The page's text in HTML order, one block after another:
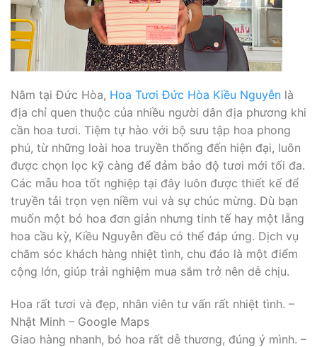
Nằm tại Đức Hòa, Hoa Tươi Đức Hòa Kiều Nguyễn là
địa chỉ quen thuộc của nhiều người dân địa phương khi
cần hoa tươi. Tiệm tự hào với bộ sưu tập hoa phong
phú, từ những loài hoa truyền thống đến hiện đại, luôn
được chọn lọc kỹ càng để đảm bảo độ tươi mới tối đa.
Các mẫu hoa tốt nghiệp tại đây luôn được thiết kế để
truyền tải trọn vẹn niềm vui và sự chúc mừng. Dù bạn
muốn một bó hoa đơn giản nhưng tinh tế hay một lẵng
hoa cầu kỳ, Kiều Nguyễn đều có thể đáp ứng. Dịch vụ
chăm sóc khách hàng nhiệt tình, chu đáo là một điểm
cộng lớn, giúp trải nghiệm mua sắm trở nên dễ chịu.
Hoa rất tươi và đẹp, nhân viên tư vấn rất nhiệt tình. –
Nhật Minh – Google Maps
Giao hàng nhanh, bó hoa rất dễ thương, đúng ý mình. –